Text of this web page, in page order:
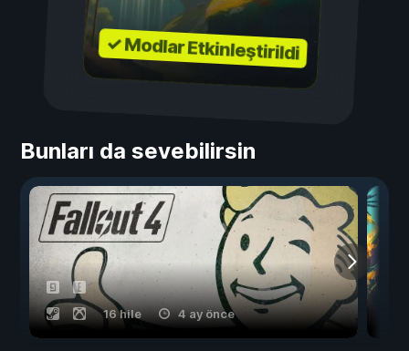
✓ Modlar Etkinleştirildi
Bunları da sevebilirsin
16 hile 4 ay önce